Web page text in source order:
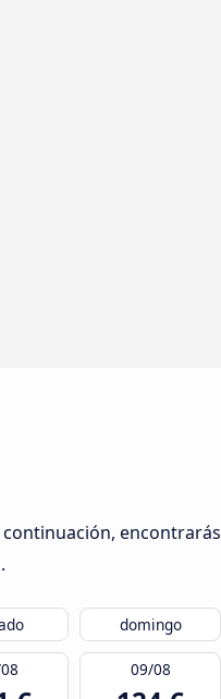
encontrarás
domingo
09/08